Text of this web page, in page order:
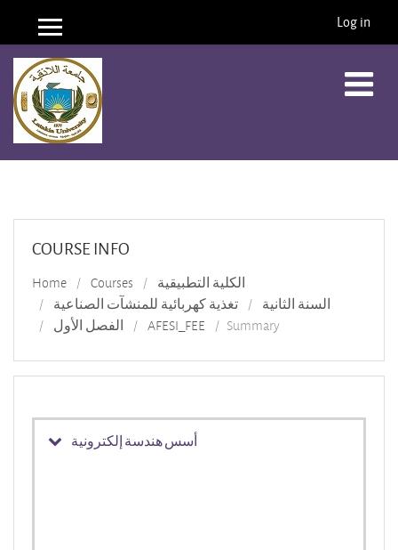
Skip to main content
Side panel Log in
COURSE INFO
Home Courses
الكلية التطبيقية
تغذية كهربائية للمنشآت الصناعية
السنة الثانية
الفصل الأول
AFESI_FEE Summary
أسس هندسة إلكترونية